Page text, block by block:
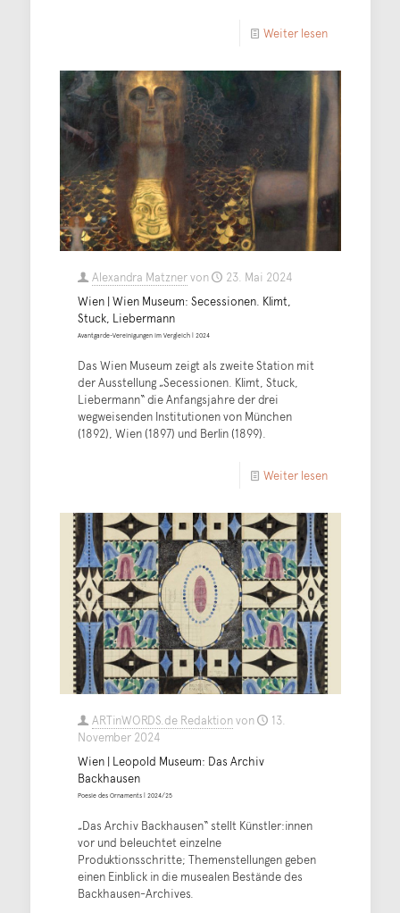
Weiter lesen
Alexandra Matznervon
23. Mai 2024
Wien | Wien Museum: Secessionen. Klimt,
Stuck, Liebermann
Avantgarde-Vereinigungen im Vergleich | 2024
Das Wien Museum zeigt als zweite Station mit
der Ausstellung „Secessionen. Klimt, Stuck,
Liebermann“ die Anfangsjahre der drei
wegweisenden Institutionen von München
(1892), Wien (1897) und Berlin (1899).
Weiter lesen
ARTinWORDS.de Redaktionvon
13.
November 2024
Wien | Leopold Museum: Das Archiv
Backhausen
Poesie des Ornaments | 2024/25
„Das Archiv Backhausen“ stellt Künstler:innen
vor und beleuchtet einzelne
Produktionsschritte; Themenstellungen geben
einen Einblick in die musealen Bestände des
Backhausen-Archives.